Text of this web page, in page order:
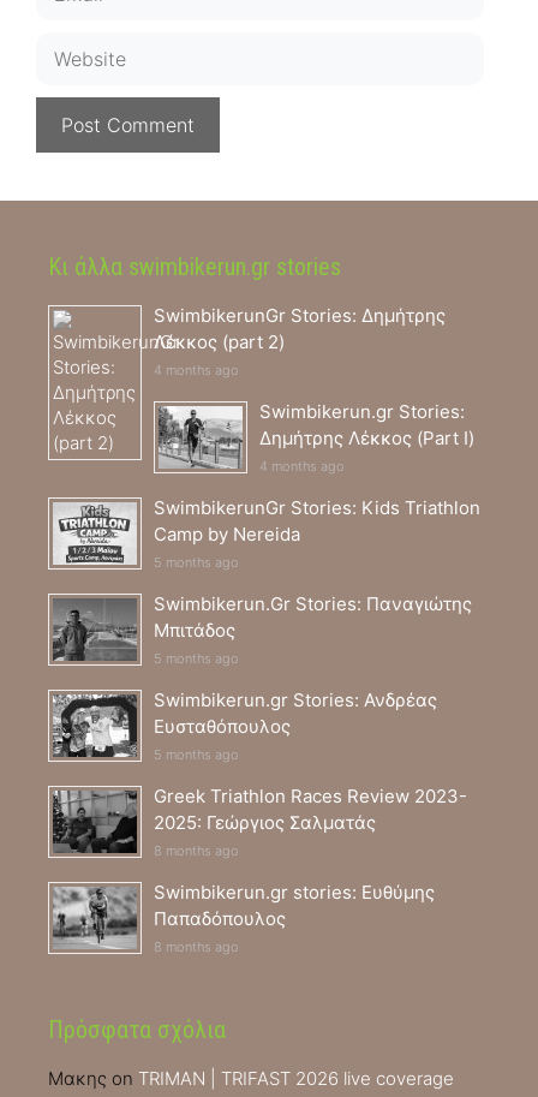
Κι άλλα swimbikerun.gr stories
SwimbikerunGr Stories: Δημήτρης
Λέκκος (part 2)
4 months ago
Swimbikerun.gr Stories:
Δημήτρης Λέκκος (Part I)
4 months ago
SwimbikerunGr Stories: Kids Triathlon
Camp by Nereida
5 months ago
Swimbikerun.Gr Stories: Παναγιώτης
Μπιτάδος
5 months ago
Swimbikerun.gr Stories: Ανδρέας
Ευσταθόπουλος
5 months ago
Greek Triathlon Races Review 2023-
2025: Γεώργιος Σαλματάς
8 months ago
Swimbikerun.gr stories: Ευθύμης
Παπαδόπουλος
8 months ago
Πρόσφατα σχόλια
Μακης on TRIMAN | TRIFAST 2026 live coverage